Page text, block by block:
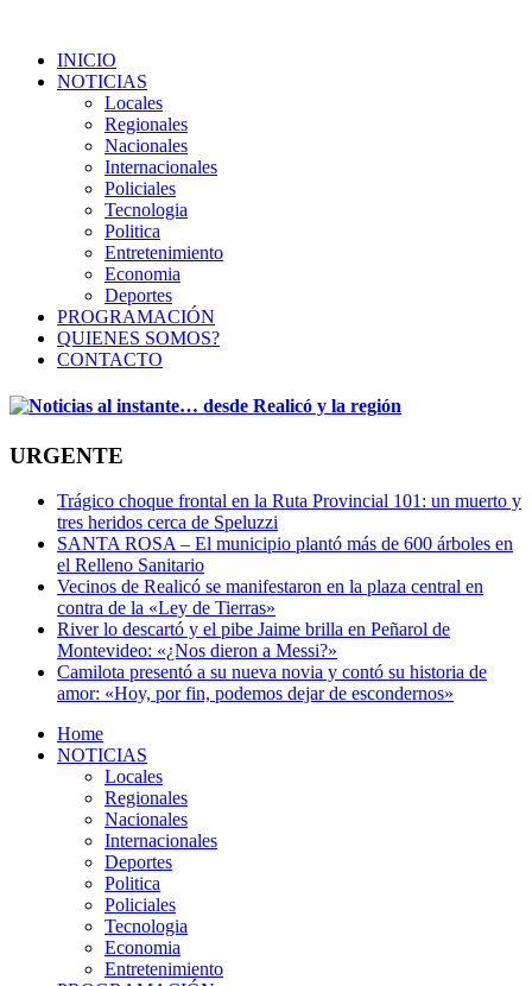
INICIO
NOTICIAS
Locales
Regionales
Nacionales
Internacionales
Policiales
Tecnologia
Politica
Entretenimiento
Economia
Deportes
PROGRAMACIÓN
QUIENES SOMOS?
CONTACTO
URGENTE
Trágico choque frontal en la Ruta Provincial 101: un muerto y
tres heridos cerca de Speluzzi
SANTA ROSA – El municipio plantó más de 600 árboles en
el Relleno Sanitario
Vecinos de Realicó se manifestaron en la plaza central en
contra de la «Ley de Tierras»
River lo descartó y el pibe Jaime brilla en Peñarol de
Montevideo: «¿Nos dieron a Messi?»
Camilota presentó a su nueva novia y contó su historia de
amor: «Hoy, por fin, podemos dejar de escondernos»
Home
NOTICIAS
Locales
Regionales
Nacionales
Internacionales
Deportes
Politica
Policiales
Tecnologia
Economia
Entretenimiento